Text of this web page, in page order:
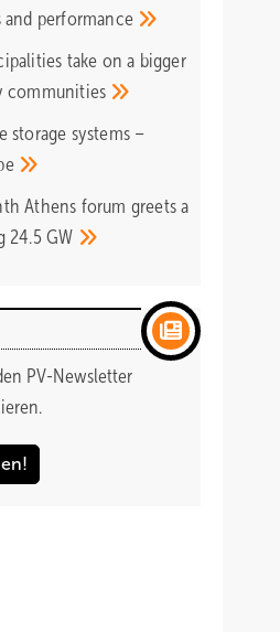
performance
take on a bigger
communities
storage systems –
Athens forum greets a
24.5 GW
PV-Newsletter